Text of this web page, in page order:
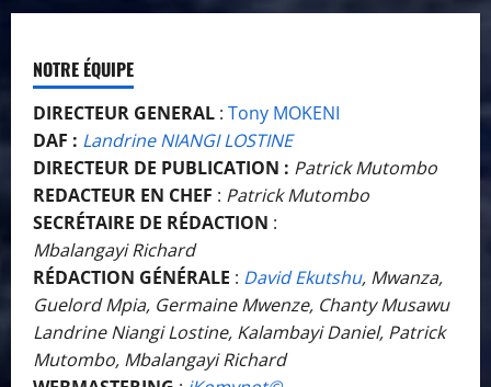
NOTRE ÉQUIPE
DIRECTEUR GENERAL : Tony MOKENI
DAF : Landrine NIANGI LOSTINE
DIRECTEUR DE PUBLICATION : Patrick Mutombo
REDACTEUR EN CHEF : Patrick Mutombo
SECRÉTAIRE DE RÉDACTION :
Mbalangayi Richard
RÉDACTION GÉNÉRALE : David Ekutshu, Mwanza,
Guelord Mpia, Germaine Mwenze, Chanty Musawu
Landrine Niangi Lostine, Kalambayi Daniel, Patrick
Mutombo, Mbalangayi Richard